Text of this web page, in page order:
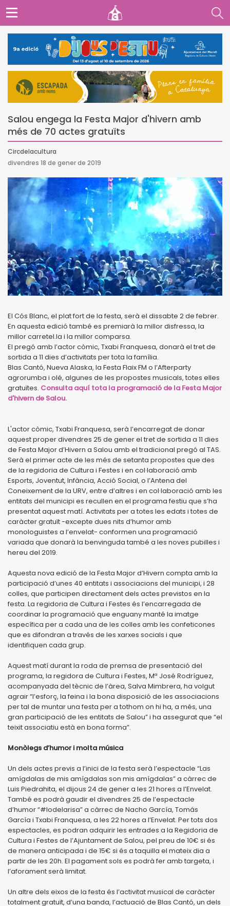
Salou engega la Festa Major d'hivern amb
més de 70 actes gratuïts
Circdelacultura
divendres 18 de gener de 2019
El Cós Blanc, el plat fort de la festa, serà el dissabte 2 de febrer.
En aquesta edició també es premiarà la millor disfressa, la
millor carretel.la i la millor comparsa.
El pregó amb l’actor còmic, Txabi Franquesa, donarà el tret de
sortida a 11 dies d’activitats per tota la família.
Blas Cantó, Nueva Alaska, la Festa Flaix FM o l’Afterparty
agrorumba i olé, algunes de les propostes musicals, totes elles
gratuïtes. Consulta aquí tota la programació de la Festa Major
d'hivern de Salou.
L'actor còmic, Txabi Franquesa, serà l’encarregat de donar
aquest proper divendres 25 de gener el tret de sortida a 11 dies
de Festa Major d’Hivern a Salou amb el tradicional pregó al TAS.
Serà el primer acte de les més de setanta propostes que des
de la regidoria de Cultura i Festes i en col·laboració amb
Esports, Joventut, Infància, Acció Social, o l’Antena del
Coneixement de la URV, entre d’altres i en col·laboració amb les
entitats del municipi es recullen en el programa festiu que s’ha
presentat aquest matí. Activitats per a totes les edats i totes de
caràcter gratuït -excepte dues nits d’humor amb
monologuistes a l’envelat- conformen una programació
variada que donarà la benvinguda també a les noves pubilles i
hereu del 2019.
Aquesta nova edició de la Festa Major d’Hivern compta amb la
participació d’unes 40 entitats i associacions del municipi, i 28
colles, que participen directament dels actes previstos en la
festa. La regidoria de Cultura i Festes és l’encarregada de
coordinar la programació que enguany manté la imatge
específica per a cada una de les colles amb les confeticones
que es difondran a través de les xarxes socials i que
identifiquen cada grup.
Aquest matí durant la roda de premsa de presentació del
programa, la regidora de Cultura i Festes, Mª José Rodríguez,
acompanyada del tècnic de l’àrea, Salva Mimbrera, ha volgut
agrair “l’esforç, la feina i la bona disposició de les associacions
per tal de muntar una festa per a tothom on hi ha, a més, una
gran participació de les entitats de Salou” i ha assegurat que “el
teixit associatiu està en bona forma”.
Monòlegs d’humor i molta música
Un dels actes previs a l’inici de la festa serà l’espectacle “Las
amígdalas de mis amígdalas son mis amígdalas” a càrrec de
Luis Piedrahita, el dijous 24 de gener a les 21 hores a l’Envelat.
També es podrà gaudir el divendres 25 de l’espectacle
d’humor “#lodelarisa” a càrrec de Nacho García, Tomás
García i Txabi Franquesa, a les 22 hores a l’Envelat. Per tots dos
espectacles, es podran adquirir les entrades a la Regidoria de
Cultura i Festes de l’Ajuntament de Salou, pel preu de 10€ si és
de manera anticipada i de 15€ si és a taquilla el mateix dia a
partir de les 20h. El pagament sols es podrà fer amb targeta, i
l’aforament serà limitat.
Un altre dels eixos de la festa és l’activitat musical de caràcter
totalment gratuït, d’una banda, l’actuació de Blas Cantó, un dels